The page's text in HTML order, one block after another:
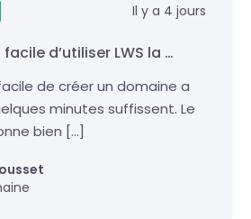
Il y a 4 jours
d’utiliser LWS la …
de créer un domaine a
minutes suffissent. Le
bien […]